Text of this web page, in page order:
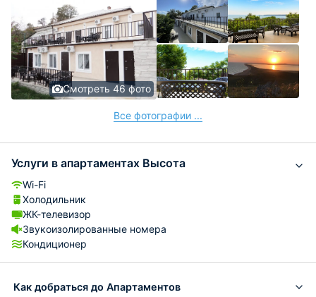
Смотреть 46 фото
Все фотографии ...
Услуги в апартаментах Высота
Wi-Fi
Холодильник
ЖК-телевизор
Звукоизолированные номера
Кондиционер
Как добраться до Апартаментов